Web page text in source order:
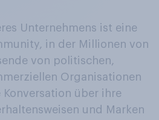
Unternehmens ist eine
in der Millionen von
von politischen,
Organisationen
über ihre
und Marken